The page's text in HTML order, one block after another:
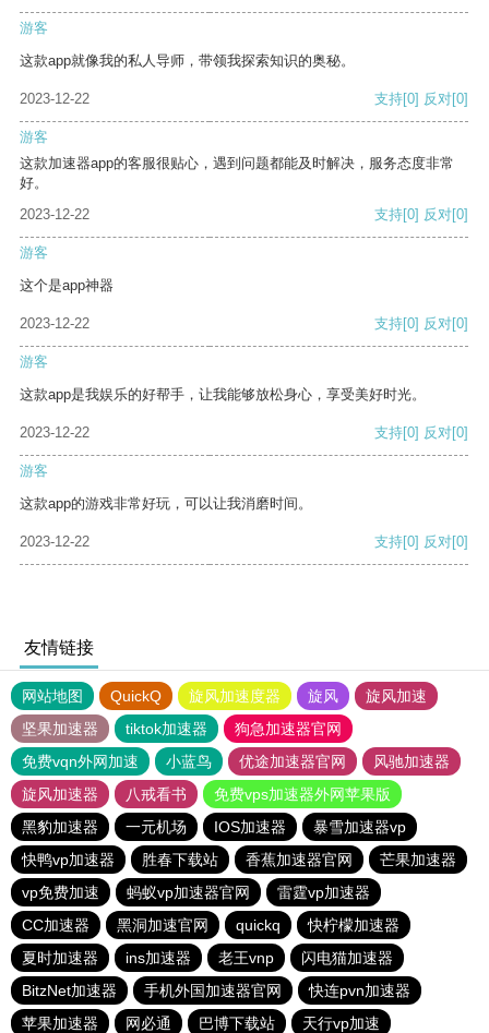
游客
这款app就像我的私人导师，带领我探索知识的奥秘。
2023-12-22 支持[0] 反对[0]
游客
这款加速器app的客服很贴心，遇到问题都能及时解决，服务态度非常
好。
2023-12-22
支持[0] 反对[0]
游客
这个是app神器
2023-12-22 支持[0] 反对[0]
游客
这款app是我娱乐的好帮手，让我能够放松身心，享受美好时光。
2023-12-22 支持[0] 反对[0]
游客
这款app的游戏非常好玩，可以让我消磨时间。
2023-12-22 支持[0] 反对[0]
友情链接
网站地图 QuickQ 旋风加速度器 旋风
旋风加速
坚果加速器
tiktok加速器
狗急加速器官网
免费vqn外网加速
小蓝鸟 优途加速器官网
风驰加速器
旋风加速器
八戒看书
免费vps加速器外网苹果版
黑豹加速器
一元机场 IOS加速器
暴雪加速器vp
快鸭vp加速器
胜春下载站 香蕉加速器官网
芒果加速器
vp免费加速
蚂蚁vp加速器官网
雷霆vp加速器
CC加速器
黑洞加速官网 quickq
快柠檬加速器
夏时加速器
ins加速器 老王vnp
闪电猫加速器
BitzNet加速器
手机外国加速器官网
快连pvn加速器
苹果加速器
网必通 巴博下载站 天行vp加速